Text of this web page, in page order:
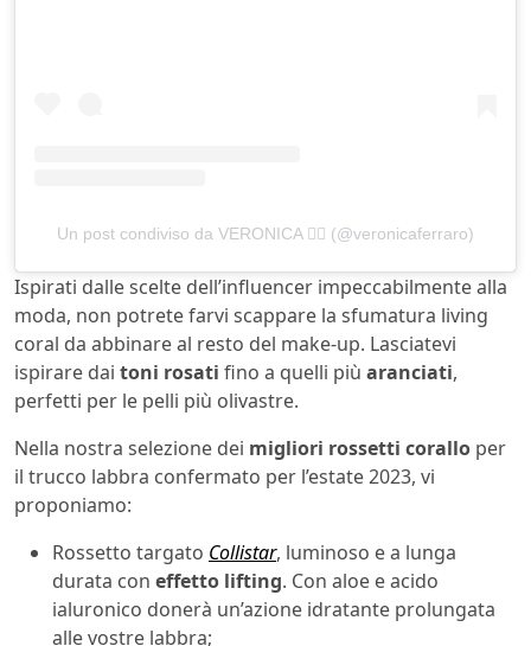
Un post condiviso da VERONICA ❤️‍🔥 (@veronicaferraro)
Ispirati dalle scelte dell’influencer impeccabilmente alla
moda, non potrete farvi scappare la sfumatura living
coral da abbinare al resto del make-up. Lasciatevi
ispirare dai toni rosati fino a quelli più aranciati,
perfetti per le pelli più olivastre.
Nella nostra selezione dei migliori rossetti corallo per
il trucco labbra confermato per l’estate 2023, vi
proponiamo:
Rossetto targato Collistar, luminoso e a lunga
durata con effetto lifting. Con aloe e acido
ialuronico donerà un’azione idratante prolungata
alle vostre labbra;